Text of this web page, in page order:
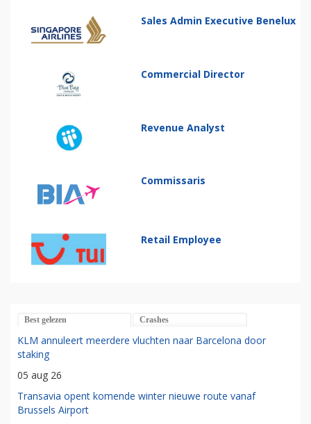
Sales Admin Executive Benelux
Commercial Director
Revenue Analyst
Commissaris
Retail Employee
Best gelezen Crashes
KLM annuleert meerdere vluchten naar Barcelona door
staking
05 aug 26
Transavia opent komende winter nieuwe route vanaf
Brussels Airport